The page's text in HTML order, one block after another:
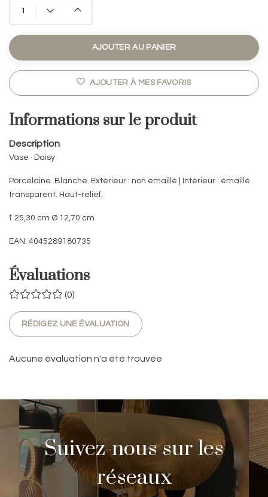
AJOUTER AU PANIER
AJOUTER À MES FAVORIS
Informations sur le produit
Description
Vase · Daisy
Porcelaine. Blanche. Extérieur : non émaillé | Intérieur : émaillé
transparent. Haut-relief.
↑ 25,30 cm Ø 12,70 cm
EAN: 4045289180735
Évaluations
(0)
RÉDIGEZ UNE ÉVALUATION
Aucune évaluation n'a été trouvée
Suivez-nous sur les
réseaux